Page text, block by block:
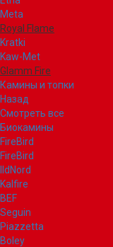
Meta
Royal Flame
Kratki
Kaw-Met
Glamm Fire
Камины и топки
Назад
Смотреть все
Биокамины
FireBird
FireBird
IldNord
Kalfire
BEF
Seguin
Piazzetta
Boley